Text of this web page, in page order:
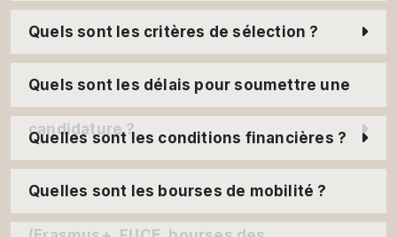
Quels sont les critères de sélection ?
Quels sont les délais pour soumettre une
candidature ?
Quelles sont les conditions financières ?
Quelles sont les bourses de mobilité ?